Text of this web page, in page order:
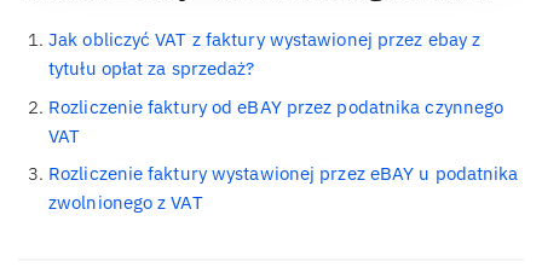
Jak obliczyć VAT z faktury wystawionej przez ebay z
tytułu opłat za sprzedaż?
Rozliczenie faktury od eBAY przez podatnika czynnego
VAT
Rozliczenie faktury wystawionej przez eBAY u podatnika
zwolnionego z VAT